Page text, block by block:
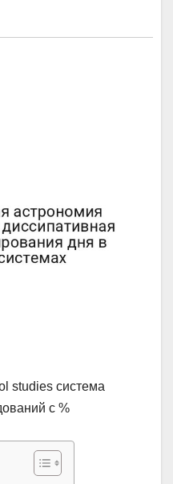
studies система
с %